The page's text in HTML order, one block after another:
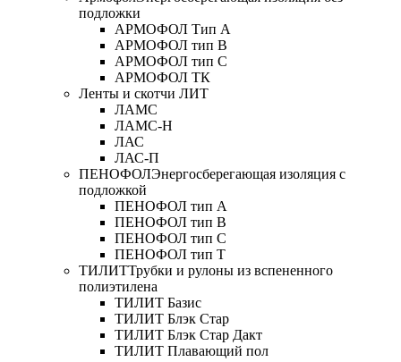
подложки
АРМОФОЛ Тип А
АРМОФОЛ тип В
АРМОФОЛ тип C
АРМОФОЛ ТК
Ленты и скотчи ЛИТ
ЛАМС
ЛАМС-Н
ЛАС
ЛАС-П
ПЕНОФОЛЭнергосберегающая изоляция с
подложкой
ПЕНОФОЛ тип А
ПЕНОФОЛ тип B
ПЕНОФОЛ тип C
ПЕНОФОЛ тип T
ТИЛИТТрубки и рулоны из вспененного
полиэтилена
ТИЛИТ Базис
ТИЛИТ Блэк Стар
ТИЛИТ Блэк Стар Дакт
ТИЛИТ Плавающий пол